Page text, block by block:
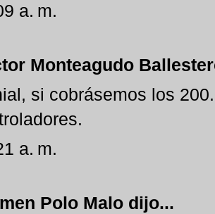
a. m.
Monteagudo
si cobrásemos los
a. m.
Polo Malo dijo...